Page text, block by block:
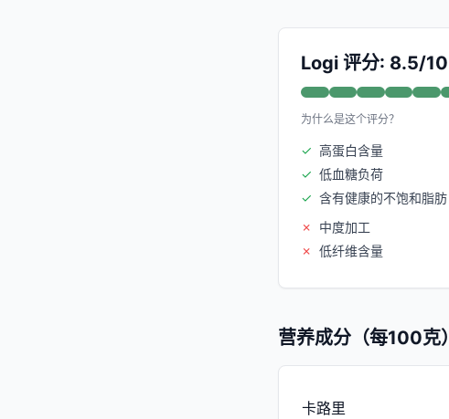
Logi 评分: 8.5/10
为什么是这个评分？
✓ 高蛋白含量
✓ 低血糖负荷
✓ 含有健康的不饱和脂肪
✗
中度加工
✗ 低纤维含量
营养成分（每100克）
卡路里